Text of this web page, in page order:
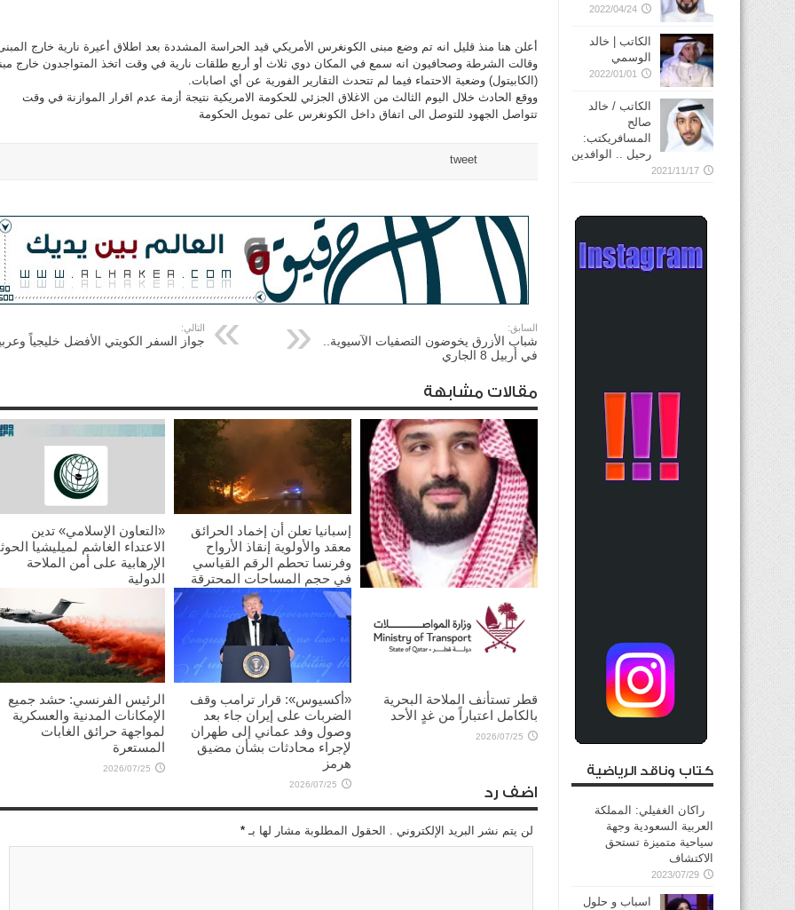
أعلن هنا منذ قليل انه تم وضع مبنى الكونغرس الأمريكي قيد الحراسة المشددة بعد اطلاق أعيرة نارية خارج
وقالت الشرطة وصحافيون انه سمع في المكان دوي ثلاث أو أربع طلقات نارية في وقت اتخذ المتواجدون خارج
(الكابيتول) وضعية الاحتماء فيما لم تتحدث التقارير الفورية عن أي اصابات.
ووقع الحادث خلال اليوم الثالث من الاغلاق الجزئي للحكومة الامريكية نتيجة أزمة عدم اقرار الموازنة في وقت
تتواصل الجهود للتوصل الى اتفاق داخل الكونغرس على تمويل الحكومة
tweet
السابق:
شباب الأزرق يخوضون التصفيات الآسيوية..
في أربيل 8 الجاري
التالي:
جواز السفر الكويتي الأفضل خليجياً
مقالات مشابهة
ولي العهد السعودي يؤكد
للرئيس الأميركي ضرورة تغليب
الحوار لخفض التصعيد
إسبانيا تعلن أن إخماد الحرائق
معقد والأولوية إنقاذ الأرواح
وفرنسا تحطم الرقم القياسي
في حجم المساحات المحترقة
2026/07/25
«التعاون الإسلامي» تدين
الاعتداء الغاشم لميليشيا
الإرهابية على أمن الملاحة
الدولية
قطر تستأنف الملاحة البحرية
بالكامل اعتباراً من غدٍ الأحد
2026/07/25
«أكسيوس»: قرار ترامب وقف
الضربات على إيران جاء بعد
وصول وفد عماني إلى طهران
لإجراء محادثات بشأن مضيق
هرمز
2026/07/25
الرئيس الفرنسي: حشد جميع
الإمكانات المدنية والعسكرية
لمواجهة حرائق الغابات
المستعرة
2026/07/25
اضف رد
لن يتم نشر البريد الإلكتروني . الحقول المطلوبة مشار لها بـ *
2022/04/24
الكاتب | خالد
الوسمي
2022/01/01
الكاتب / خالد
صالح
المسافريكتب:
رحيل .. الوافدين
2021/11/17
كتاب وناقد الرياضية
راكان الغفيلي: المملكة
العربية السعودية وجهة
سياحية متميزة تستحق
الاكتشاف
2023/07/29
اسباب و حلول